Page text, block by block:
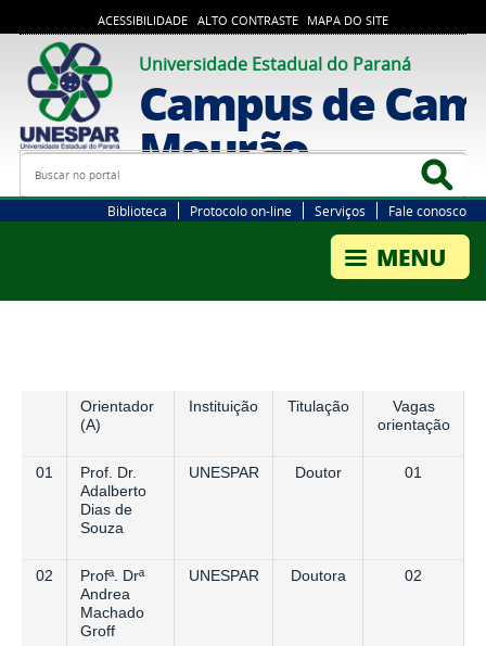
ACESSIBILIDADE ALTO CONTRASTE MAPA DO SITE
Universidade Estadual do Paraná
Campus de
Mourão
Busca
Biblioteca Protocolo on-line Serviços Fale conosco
Orientador
(A)
Instituição Titulação
Vagas
orientação
01
Prof. Dr.
Adalberto
Dias de
Souza
UNESPAR Doutor 01
02
Profª. Drª
Andrea
Machado
Groff
UNESPAR Doutora 02